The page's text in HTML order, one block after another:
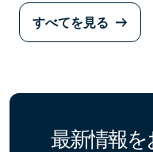
すべてを見る
最新情報